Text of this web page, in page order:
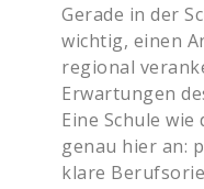
Gerade in der
wichtig, einen
regional
Erwartungen
Eine Schule
genau hier an:
klare